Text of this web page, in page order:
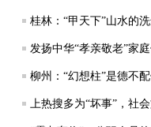
桂林：“甲天下”山水的
发扬中华“孝亲敬老”家
柳州：“幻想柱”是德不
上热搜多为“坏事”，社